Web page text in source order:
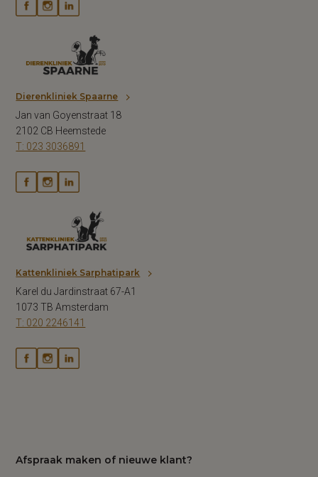
Dierenkliniek Spaarne
Jan van Goyenstraat 18
2102 CB Heemstede
T: 023 3036891
Kattenkliniek Sarphatipark
Karel du Jardinstraat 67-A1
1073 TB Amsterdam
T: 020 2246141
Afspraak maken of nieuwe klant?